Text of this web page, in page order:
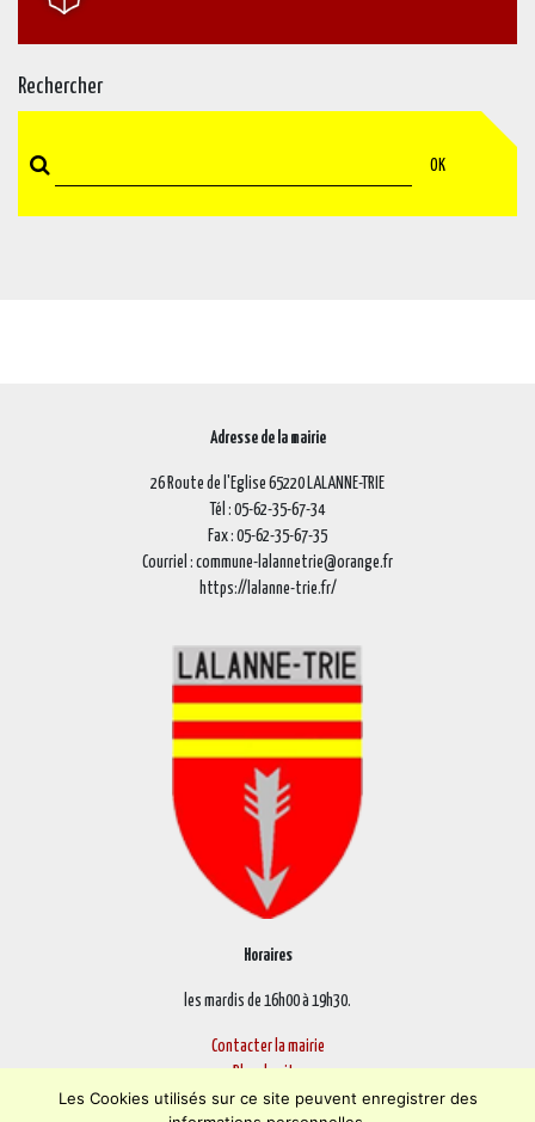
Rechercher
OK
Adresse de la mairie
26 Route de l'Eglise 65220 LALANNE-TRIE
Tél : 05-62-35-67-34
Fax : 05-62-35-67-35
Courriel : commune-lalannetrie@orange.fr
https://lalanne-trie.fr/
Horaires
les mardis de 16h00 à 19h30.
Contacter la mairie
Plan du site
Mentions légales
Les Cookies utilisés sur ce site peuvent enregistrer des